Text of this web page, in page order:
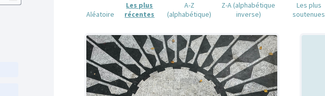
Aléatoire
Les plus
récentes
A-Z
(alphabétique)
Z-A (alphabétique
inverse)
Les plus
soutenues